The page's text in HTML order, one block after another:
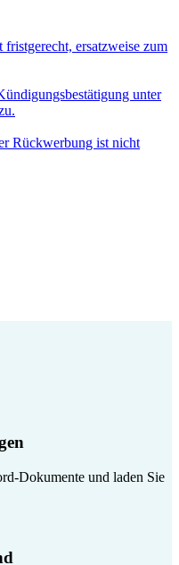
ersatzweise zum
unter
Rückwerbung ist nicht
Dokumente und laden Sie